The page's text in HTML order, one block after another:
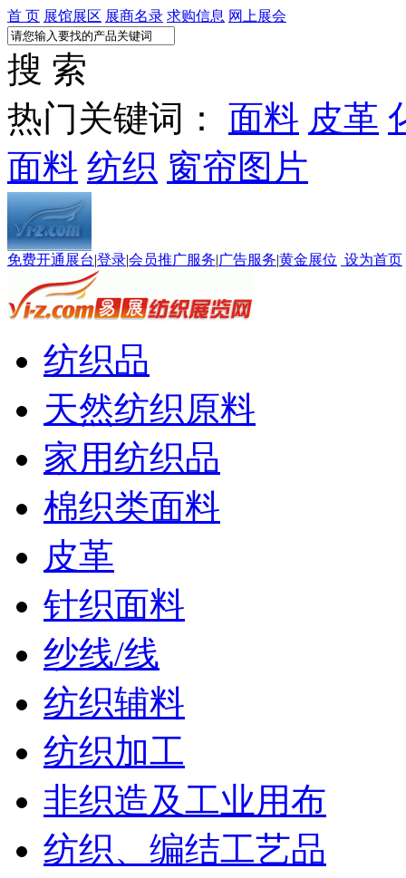
首 页 展馆展区 展商名录 求购信息 网上展会
搜 索
热门关键词： 面料 皮革
面料 纺织 窗帘图片
免费开通展台|登录|会员推广服务|广告服务|黄金展位 设为首页
纺织品
天然纺织原料
家用纺织品
棉织类面料
皮革
针织面料
纱线/线
纺织辅料
纺织加工
非织造及工业用布
纺织、编结工艺品